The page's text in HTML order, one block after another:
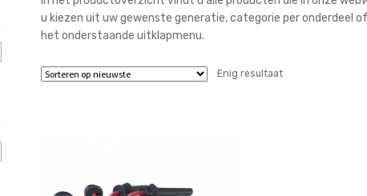
u kiezen uit uw gewenste generatie, categorie per onderdeel
het onderstaande uitklapmenu.
Enig resultaat